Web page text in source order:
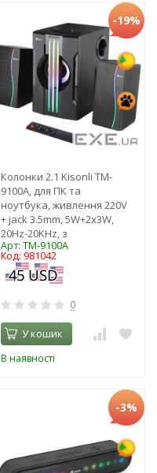
-19%
Колонки 2.1 Kisonli TM-
9100A, для ПК та
ноутбука, живлення 220V
+ jack 3.5mm, 5W+2x3W,
20Hz-20KHz, з
Арт: TM-9100A
Код: 981042
0
У кошик
В наявності
-3%